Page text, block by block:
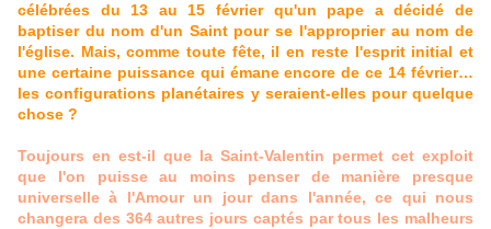
célébrées du 13 au 15 février qu'un pape a décidé de
baptiser du nom d'un Saint pour se l'approprier au nom de
l'église. Mais, comme toute fête, il en reste l'esprit initial et
une certaine puissance qui émane encore de ce 14 février…
les configurations planétaires y seraient-elles pour quelque
chose ?
Toujours en est-il que la Saint-Valentin permet cet exploit
que l'on puisse au moins penser de manière presque
universelle à l'Amourun jour dans l'année, ce qui nous
changera des 364 autres jours captés par tous les malheurs